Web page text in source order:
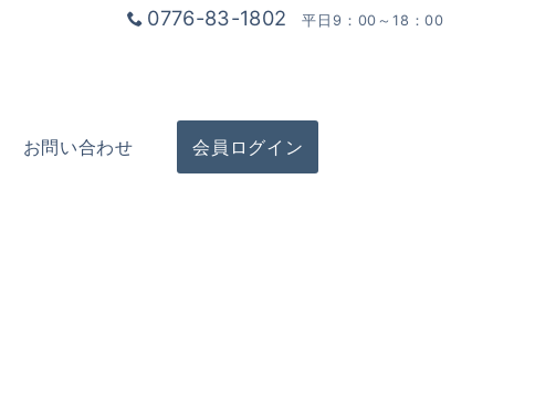
0776-83-1802 平日9：00～18：00
お問い合わせ 会員ログイン